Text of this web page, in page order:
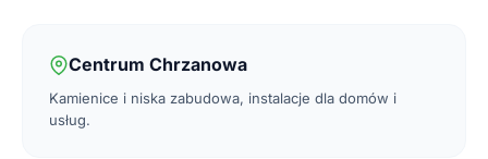
Centrum Chrzanowa
Kamienice i niska zabudowa, instalacje dla domów i
usług.